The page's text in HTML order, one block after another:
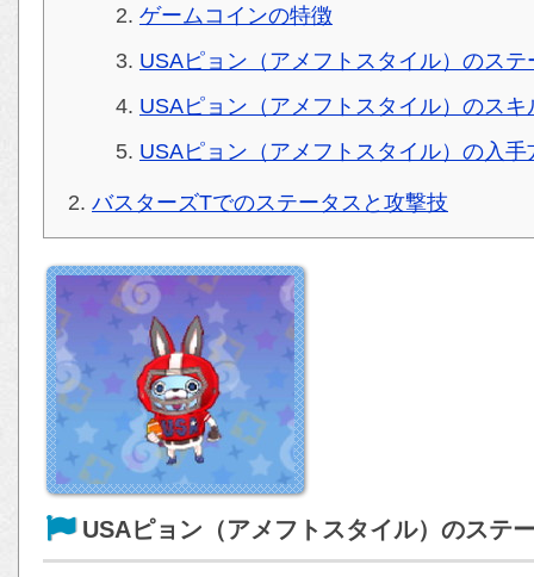
ゲームコインの特徴
USAピョン（アメフトスタイル）のステ
USAピョン（アメフトスタイル）のス
USAピョン（アメフトスタイル）の入
バスターズTでのステータスと攻撃技
USAピョン（アメフトスタイル）のステ